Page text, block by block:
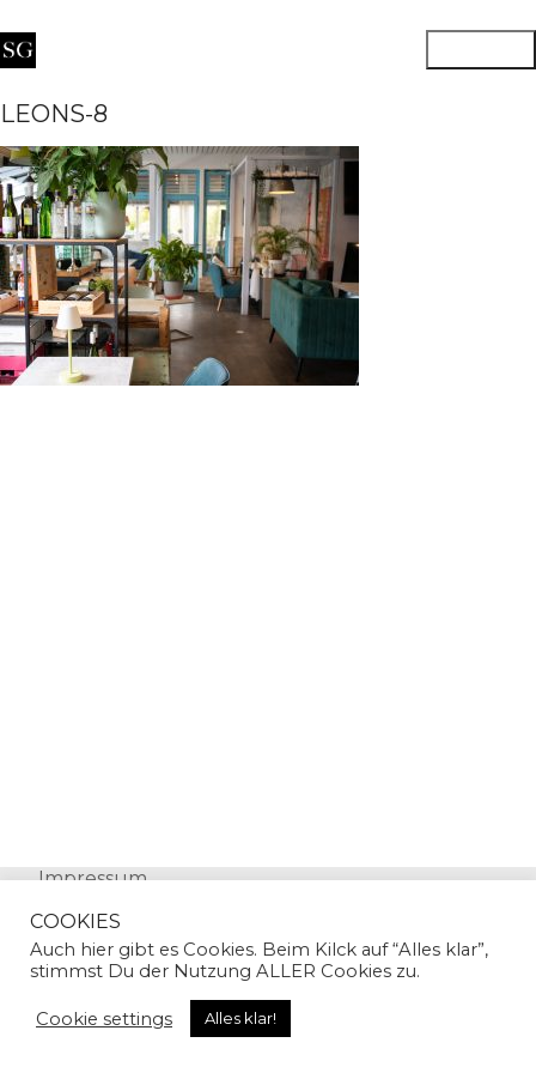
LEONS-8
Impressum
© Copyright 2024 | Sandra Gallian | All Rights
COOKIES
Auch hier gibt es Cookies. Beim Kilck auf “Alles klar”,
stimmst Du der Nutzung ALLER Cookies zu.
Cookie settings Alles klar!